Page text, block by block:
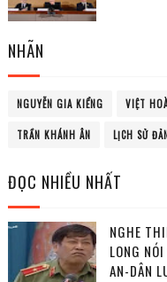
NHÃN
NGUYỄN GIA KIỂNG VIỆT
TRẦN KHÁNH ÂN LỊCH SỬ
ĐỌC NHIỀU NHẤT
NGHE
LONG
AN-DÂN